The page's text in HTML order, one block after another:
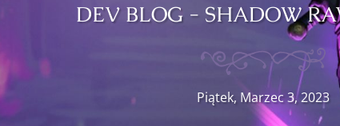
DEV BLOG - SHADOW
Piątek, Marzec 3, 2023